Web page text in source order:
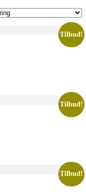
Tilbud!
Tilbud!
Tilbud!